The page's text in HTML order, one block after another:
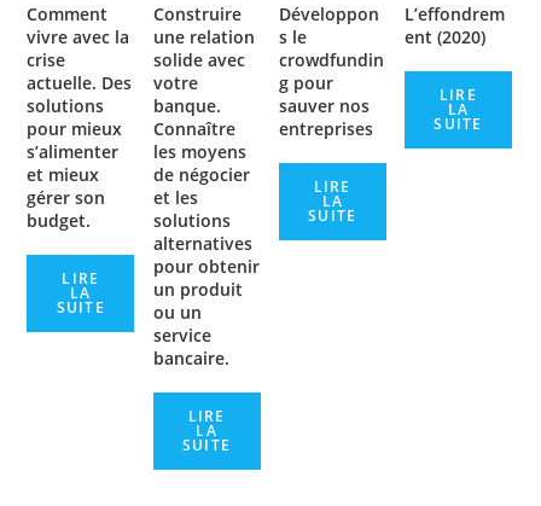
Comment
vivre avec la
crise
actuelle. Des
solutions
pour mieux
s’alimenter
et mieux
gérer son
budget.
LIRE
LA
SUITE
Construire
une relation
solide avec
votre
banque.
Connaître
les moyens
de négocier
et les
solutions
alternatives
pour obtenir
un produit
ou un
service
bancaire.
LIRE
LA
SUITE
Développon
s le
crowdfundin
g pour
sauver nos
entreprises
LIRE
LA
SUITE
L’effondrem
ent (2020)
LIRE
LA
SUITE